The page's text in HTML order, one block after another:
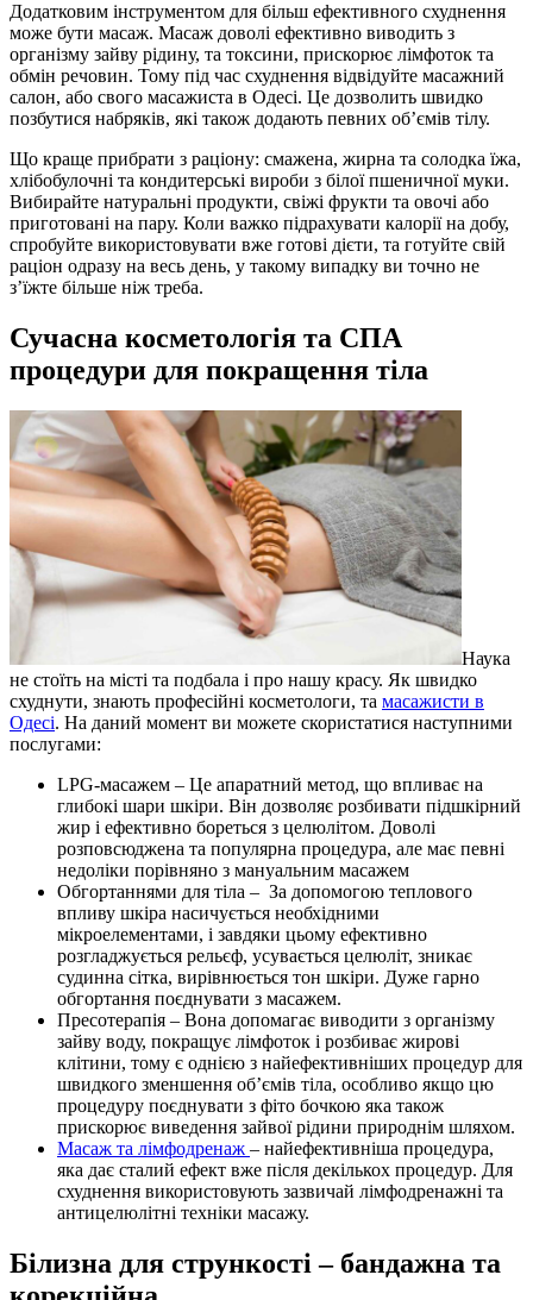
Додатковим інструментом для більш ефективного схуднення
може бути масаж. Масаж доволі ефективно виводить з
організму зайву рідину, та токсини, прискорює лімфоток та
обмін речовин. Тому під час схуднення відвідуйте масажний
салон, або свого масажиста в Одесі. Це дозволить швидко
позбутися набряків, які також додають певних об’ємів тілу.
Що краще прибрати з раціону: смажена, жирна та солодка їжа,
хлібобулочні та кондитерські вироби з білої пшеничної муки.
Вибирайте натуральні продукти, свіжі фрукти та овочі або
приготовані на пару. Коли важко підрахувати калорії на добу,
спробуйте використовувати вже готові дієти, та готуйте свій
раціон одразу на весь день, у такому випадку ви точно не
з’їжте більше ніж треба.
Сучасна косметологія та СПА
процедури для покращення тіла
Наука
не стоїть на місті та подбала і про нашу красу. Як швидко
схуднути, знають професійні косметологи, та масажисти в
Одесі. На даний момент ви можете скористатися наступними
послугами:
LPG-масажем – Це апаратний метод, що впливає на
глибокі шари шкіри. Він дозволяє розбивати підшкірний
жир і ефективно бореться з целюлітом. Доволі
розповсюджена та популярна процедура, але має певні
недоліки порівняно з мануальним масажем
Обгортаннями для тіла – За допомогою теплового
впливу шкіра насичується необхідними
мікроелементами, і завдяки цьому ефективно
розгладжується рельєф, усувається целюліт, зникає
судинна сітка, вирівнюється тон шкіри. Дуже гарно
обгортання поєднувати з масажем.
Пресотерапія – Вона допомагає виводити з організму
зайву воду, покращує лімфоток і розбиває жирові
клітини, тому є однією з найефективніших процедур для
швидкого зменшення об’ємів тіла, особливо якщо цю
процедуру поєднувати з фіто бочкою яка також
прискорює виведення зайвої рідини природнім шляхом.
Масаж та лімфодренаж – найефективніша процедура,
яка дає сталий ефект вже після декількох процедур. Для
схуднення використовують зазвичай лімфодренажні та
антицелюлітні техніки масажу.
Білизна для стрункості – бандажна та